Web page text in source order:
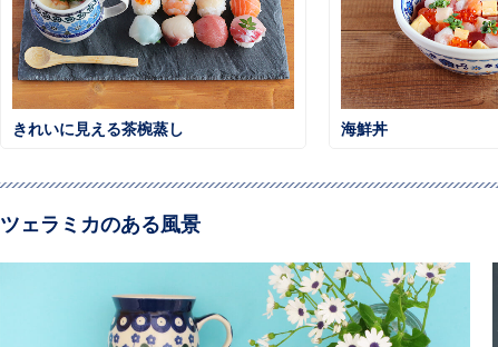
きれいに見える茶椀蒸し 海鮮丼
ツェラミカのある風景